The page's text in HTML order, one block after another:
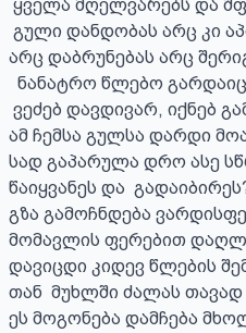
არც დაბრუნებას არც
ამ ჩემსა გულსა დარდი
სად გაპარულა დრო ასე
წაიყვანეს და
გზა გამოჩნდება
მომავლის ფერებით
დავიცდი კიდევ წლების
თან  მუხლში ძალას თავად
ეს მოგონება დამჩება